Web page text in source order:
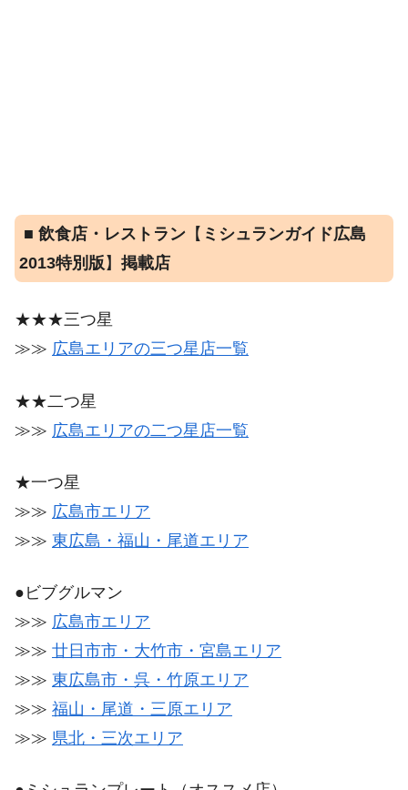
■ 飲食店・レストラン 【 ミシュランガイド広島
2013特別版 】 掲載店
★★★三つ星
≫≫ 広島エリアの三つ星店一覧
★★二つ星
≫≫ 広島エリアの二つ星店一覧
★一つ星
≫≫ 広島市エリア
≫≫ 東広島・福山・尾道エリア
●ビブグルマン
≫≫ 広島市エリア
≫≫ 廿日市市・大竹市・宮島エリア
≫≫ 東広島市・呉・竹原エリア
≫≫ 福山・尾道・三原エリア
≫≫ 県北・三次エリア